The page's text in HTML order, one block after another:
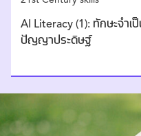
AI Literacy (1): ทักษะจำเ
ปัญญาประดิษฐ์